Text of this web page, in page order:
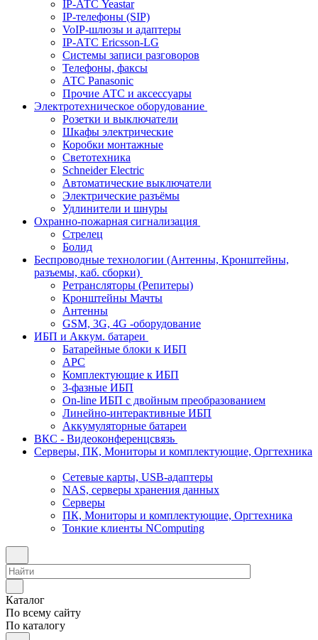
IP-АТС Yeastar
IP-телефоны (SIP)
VoIP-шлюзы и адаптеры
IP-АТС Ericsson-LG
Системы записи разговоров
Телефоны, факсы
АТС Panasonic
Прочие АТС и аксессуары
Электротехническое оборудование
Розетки и выключатели
Шкафы электрические
Коробки монтажные
Светотехника
Schneider Electric
Автоматические выключатели
Электрические разъёмы
Удлинители и шнуры
Охранно-пожарная сигнализация
Стрелец
Болид
Беспроводные технологии (Антенны, Кронштейны,
разъемы, каб. сборки)
Ретрансляторы (Репитеры)
Кронштейны Мачты
Антенны
GSM, 3G, 4G -оборудование
ИБП и Аккум. батареи
Батарейные блоки к ИБП
APC
Комплектующие к ИБП
3-фазные ИБП
On-line ИБП с двойным преобразованием
Линейно-интерактивные ИБП
Аккумуляторные батареи
ВКС - Видеоконференцсвязь
Серверы, ПК, Мониторы и комплектующие, Оргтехника
Сетевые карты, USB-адаптеры
NAS, серверы хранения данных
Серверы
ПК, Мониторы и комплектующие, Оргтехника
Тонкие клиенты NComputing
Каталог
По всему сайту
По каталогу